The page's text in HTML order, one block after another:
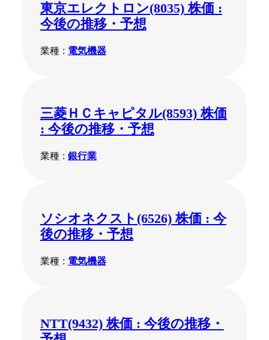
東京エレクトロン(8035) 株価 :
今後の推移・予想
業種 : 電気機器
三菱ＨＣキャピタル(8593) 株価
: 今後の推移・予想
業種 : 銀行業
ソシオネクスト(6526) 株価 : 今
後の推移・予想
業種 : 電気機器
NTT(9432) 株価 : 今後の推移・